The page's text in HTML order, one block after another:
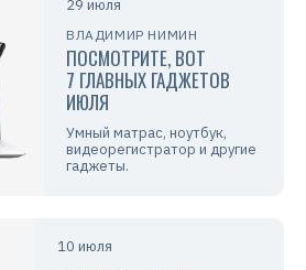
29 июля
ВЛАДИМИР НИМИН
ПОСМОТРИТЕ, ВОТ
7 ГЛАВНЫХ ГАДЖЕТОВ
ИЮЛЯ
Умный матрас, ноутбук,
видеорегистратор и другие
гаджеты.
10 июля